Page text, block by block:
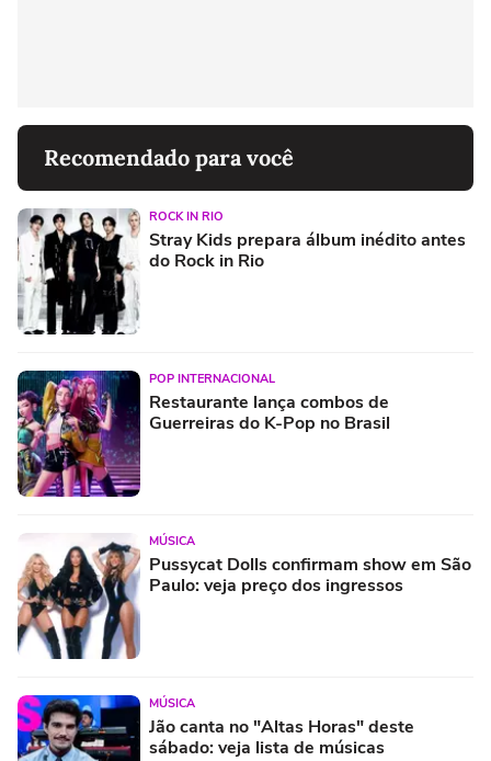
Recomendado para você
ROCK IN RIO
Stray Kids prepara álbum inédito antes
do Rock in Rio
POP INTERNACIONAL
Restaurante lança combos de
Guerreiras do K-Pop no Brasil
MÚSICA
Pussycat Dolls confirmam show em São
Paulo: veja preço dos ingressos
MÚSICA
Jão canta no "Altas Horas" deste
sábado: veja lista de músicas